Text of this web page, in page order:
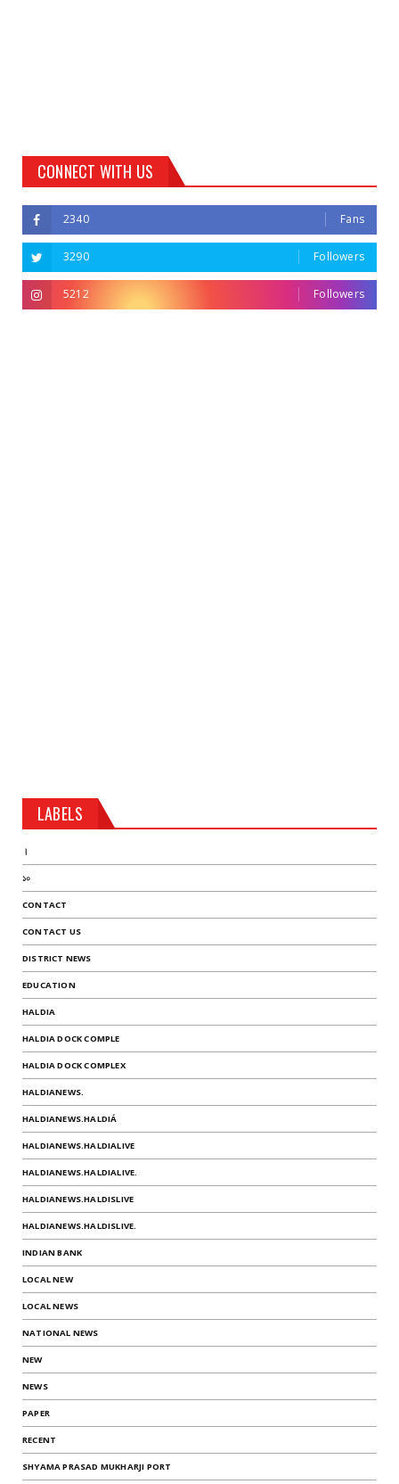
CONNECT WITH US
2340 Fans
3290 Followers
5212 Followers
LABELS
।
১০
CONTACT
CONTACT US
DISTRICT NEWS
EDUCATION
HALDIA
HALDIA DOCK COMPLE
HALDIA DOCK COMPLEX
HALDIANEWS.
HALDIANEWS.HALDIÁ
HALDIANEWS.HALDIALIVE
HALDIANEWS.HALDIALIVE.
HALDIANEWS.HALDISLIVE
HALDIANEWS.HALDISLIVE.
INDIAN BANK
LOCAL NEW
LOCAL NEWS
NATIONAL NEWS
NEW
NEWS
PAPER
RECENT
SHYAMA PRASAD MUKHARJI PORT